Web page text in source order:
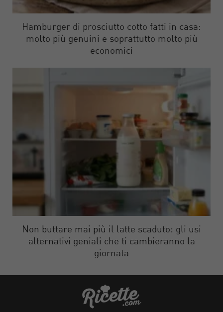
Hamburger di prosciutto cotto fatti in casa:
molto più genuini e soprattutto molto più
economici
Non buttare mai più il latte scaduto: gli usi
alternativi geniali che ti cambieranno la
giornata